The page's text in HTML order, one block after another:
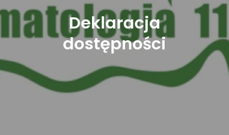
Deklaracja
dostępności